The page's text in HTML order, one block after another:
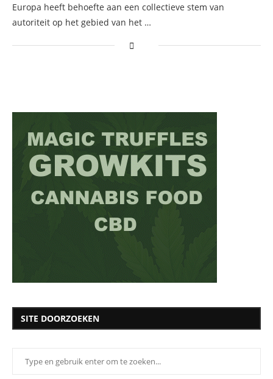
Europa heeft behoefte aan een collectieve stem van
autoriteit op het gebied van het …
SITE DOORZOEKEN